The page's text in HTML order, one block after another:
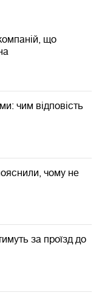
що
чим відповість
чому не
за проїзд до